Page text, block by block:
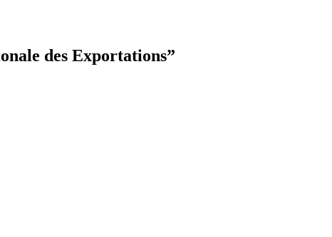
des Exportations”